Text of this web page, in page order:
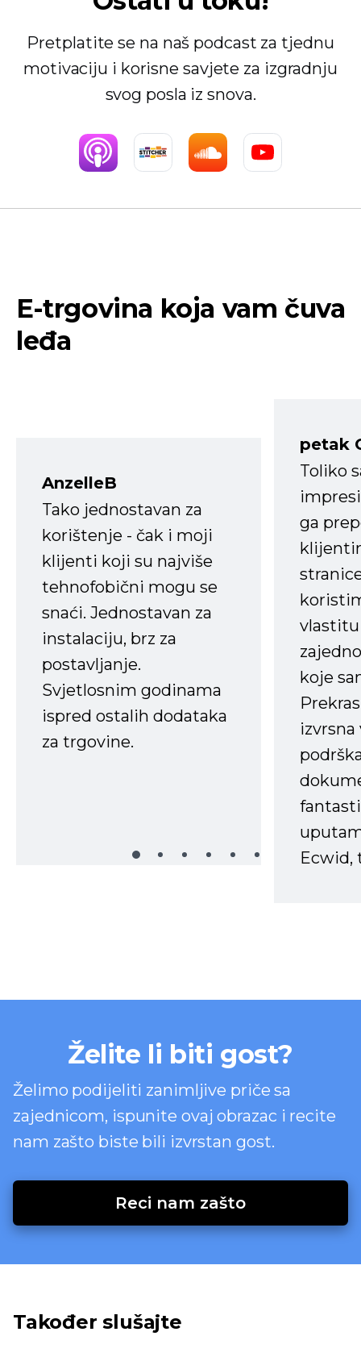
Pretplatite se na naš podcast za tjednu
motivaciju i korisne savjete za izgradnju
svog posla iz snova.
E-trgovina koja vam čuva
leđa
AnzelleB
Tako jednostavan za
korištenje - čak i moji
klijenti koji su najviše
tehnofobični mogu se
snaći. Jednostavan za
instalaciju, brz za
postavljanje.
Svjetlosnim godinama
ispred ostalih dodataka
za trgovine.
petak
Toliko
ga
koje
Ecwid,
Želite li biti gost?
Želimo podijeliti zanimljive priče sa
zajednicom, ispunite ovaj obrazac i recite
nam zašto biste bili izvrstan gost.
Reci nam zašto
Također slušajte